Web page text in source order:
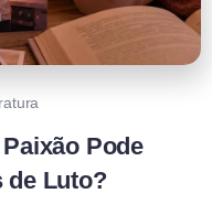
Pode
de Luto?